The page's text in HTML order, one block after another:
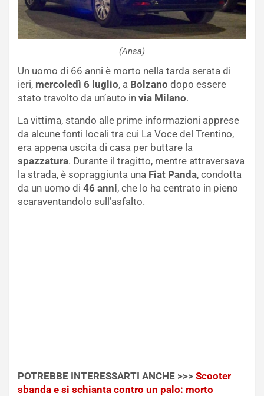
(Ansa)
Un uomo di 66 anni è morto nella tarda serata di
ieri, mercoledì 6 luglio, a Bolzano dopo essere
stato travolto da un’auto in via Milano.
La vittima, stando alle prime informazioni apprese
da alcune fonti locali tra cui La Voce del Trentino,
era appena uscita di casa per buttare la
spazzatura. Durante il tragitto, mentre attraversava
la strada, è sopraggiunta una Fiat Panda, condotta
da un uomo di 46 anni, che lo ha centrato in pieno
scaraventandolo sull’asfalto.
POTREBBE INTERESSARTI ANCHE >>> Scooter
sbanda e si schianta contro un palo: morto